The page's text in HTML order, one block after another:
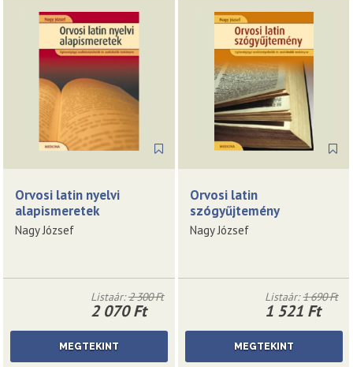
Orvosi latin nyelvi
alapismeretek
Nagy József
Listaár:2 300 Ft
2 070 Ft
MEGTEKINT
Orvosi latin
szógyűjtemény
Nagy József
Listaár:1 690 Ft
1 521 Ft
MEGTEKINT